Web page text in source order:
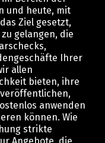
und heute, mit
Ziel gesetzt,
gelangen, die
Ihrer
allen
bieten, ihre
anwenden
können. Wie
strikte